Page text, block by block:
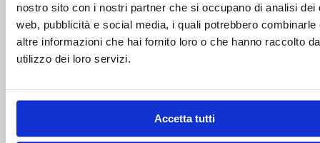
nostro sito con i nostri partner che si occupano di analisi dei
web, pubblicità e social media, i quali potrebbero combinarle
altre informazioni che hai fornito loro o che hanno raccolto
utilizzo dei loro servizi.
Accetta tutti
Mago di Oz
MVP che
simula il
viene attivato
in modo
user